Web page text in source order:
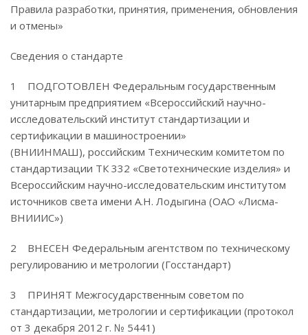
Правила разработки, принятия, применения, обновления
и отмены»
Сведения о стандарте
1 ПОДГОТОВЛЕН Федеральным государственным
унитарным предприятием «Всероссийский научно-
исследовательский институт стандартизации и
сертификации в машиностроении»
(ВНИИНМАШ), российским Техническим комитетом по
стандартизации ТК 332 «Светотехнические изделия» и
Всероссийским научно-исследовательским институтом
источников света имени А.Н. Лодыгина (ОАО «Лисма-
ВНИИИС»)
2 ВНЕСЕН Федеральным агентством по техническому
регулированию и метрологии (Госстандарт)
3 ПРИНЯТ Межгосударственным советом по
стандартизации, метрологии и сертификации (протокол
от 3 декабря 2012 г. № 5441)